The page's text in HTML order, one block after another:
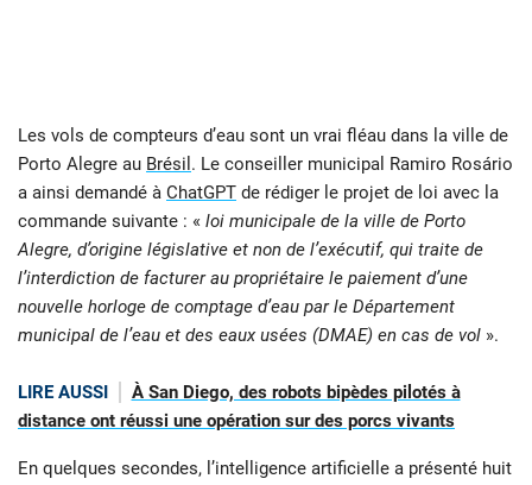
Les vols de compteurs d’eau sont un vrai fléau dans la ville de
Porto Alegre au Brésil . Le conseiller municipal Ramiro Rosário
a ainsi demandé à ChatGPT de rédiger le projet de loi avec la
commande suivante : « loi municipale de la ville de Porto
Alegre, d’origine législative et non de l’exécutif, qui traite de
l’interdiction de facturer au propriétaire le paiement d’une
nouvelle horloge de comptage d’eau par le Département
municipal de l’eau et des eaux usées (DMAE) en cas de vol ».
LIRE AUSSI
À San Diego, des robots bipèdes pilotés à
distance ont réussi une opération sur des porcs vivants
En quelques secondes, l’intelligence artificielle a présenté huit